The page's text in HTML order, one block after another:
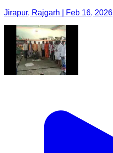
Jirapur, Rajgarh | Feb 16, 2026